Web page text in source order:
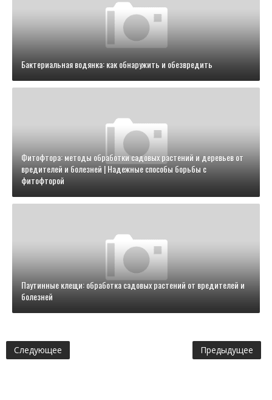
Бактериальная водянка: как обнаружить и обезвредить
Фитофтора: методы обработки садовых растений и деревьев от
вредителей и болезней | Надежные способы борьбы с
фитофторой
Паутинные клещи: обработка садовых растений от вредителей и
болезней
Следующее Предыдущее